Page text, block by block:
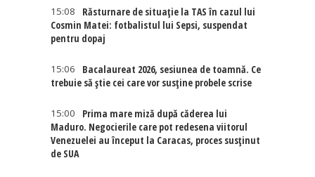
15:08
Răsturnare de situație la TAS în cazul lui
Cosmin Matei: fotbalistul lui Sepsi, suspendat
pentru dopaj
15:06
Bacalaureat 2026, sesiunea de toamnă. Ce
trebuie să știe cei care vor susține probele scrise
15:00
Prima mare miză după căderea lui
Maduro. Negocierile care pot redesena viitorul
Venezuelei au început la Caracas, proces susținut
de SUA